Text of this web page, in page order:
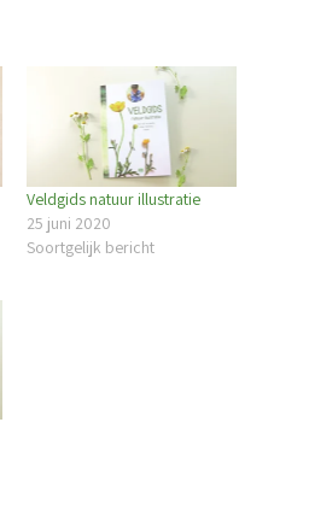
Veldgids natuur illustratie
25 juni 2020
Soortgelijk bericht